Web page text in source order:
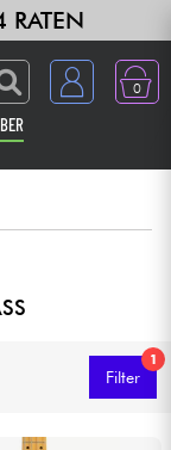
0
1
Filter